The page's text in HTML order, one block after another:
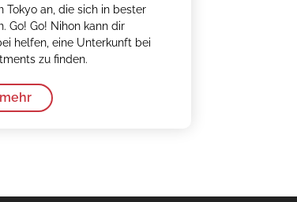
Tokyo an, die sich in bester
Go! Go! Nihon kann dir
helfen, eine Unterkunft bei
zu finden.